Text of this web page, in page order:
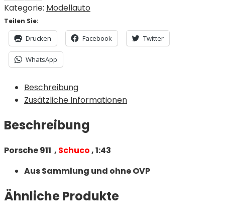
Kategorie: Modellauto
Teilen Sie:
Drucken Facebook Twitter
WhatsApp
Beschreibung
Zusätzliche Informationen
Beschreibung
Porsche 911 , Schuco, 1:43
Aus Sammlung und ohne OVP
Ähnliche Produkte